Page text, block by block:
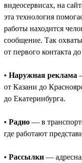
видеосервисах, на
эта технология
работы находится
сообщение. Так
от первого контакта
• Наружная реклама
от Казани до
до Екатеринбурга.
• Радио — в
где работают
• Рассылки —